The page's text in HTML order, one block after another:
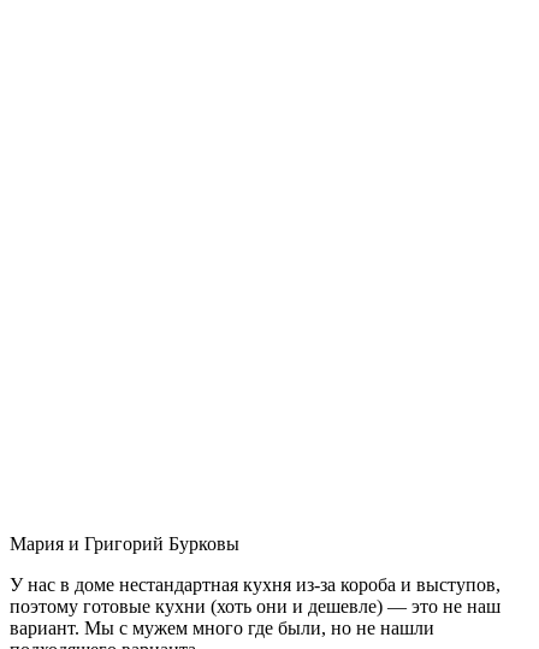
Мария и Григорий Бурковы
У нас в доме нестандартная кухня из-за короба и выступов,
поэтому готовые кухни (хоть они и дешевле) — это не наш
вариант. Мы с мужем много где были, но не нашли